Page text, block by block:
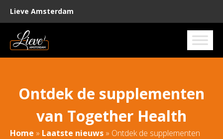
Lieve Amsterdam
Ontdek de supplementen
van Together Health
Home » Laatste nieuws » Ontdek de supplementen